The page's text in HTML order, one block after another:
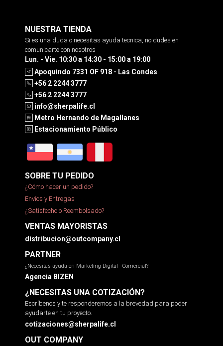
NUESTRA TIENDA
Si es una duda o necesitas ayuda tecnica, no dudes en
comunicarte con nosotros
Lun. - Vie. 10:30 a 14:30 - 15:00 a 19:00
Apoquindo 7331 OF 918 - Las Condes
+56 2 2244 3777
+56 2 2244 3777
info@sherpalife.cl
Metro Hernando de Magallanes
Estacionamiento Público
SOBRE TU PEDIDO
¿Cómo hacer un pedido?
Envíos y Entregas
¿Satisfecho o Reembolsado?
VENTAS MAYORISTAS
distribucion@outcompany.cl
PARTNER
¿Necesitas ayuda en Marketing Digital - Comercial?
Agencia BIZEN
¿NECESITAS UNA COTIZACIÓN?
Escríbenos y te responderemos a la brevedad para poder
ayudarte en tu proyecto.
cotizaciones@sherpalife.cl
OUT COMPANY